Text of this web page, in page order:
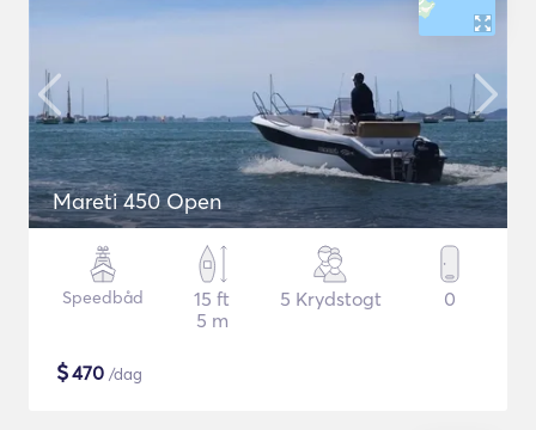
Mareti 450 Open
Speedbåd
15 ft
5 m
5 Krydstogt 0
$470 /dag